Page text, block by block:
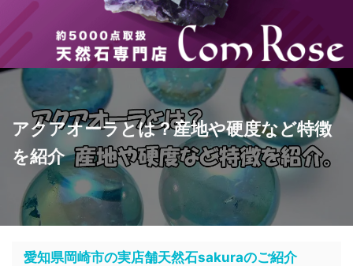
アクアオーラとは？産地や硬度など特徴
を紹介
愛知県岡崎市の実店舗天然石sakuraのご紹介